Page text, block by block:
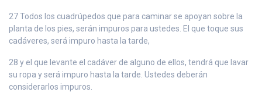
27 Todos los cuadrúpedos que para caminar se apoyan sobre la
planta de los pies, serán impuros para ustedes. El que toque sus
cadáveres, será impuro hasta la tarde,
28 y el que levante el cadáver de alguno de ellos, tendrá que lavar
su ropa y será impuro hasta la tarde. Ustedes deberán
considerarlos impuros.